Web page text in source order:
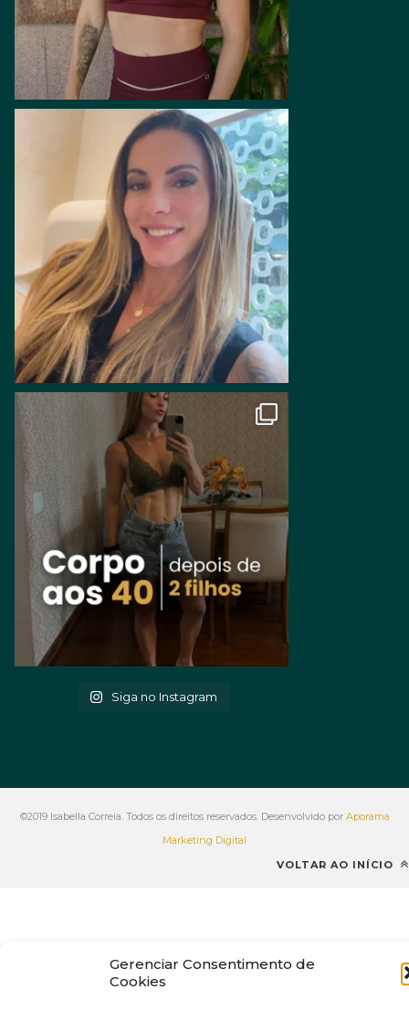
Gerenciar Consentimento de
Cookies
Siga no Instagram
©2019 Isabella Correia. Todos os direitos reservados. Desenvolvido por Aporama
Marketing Digital
VOLTAR AO INÍCIO